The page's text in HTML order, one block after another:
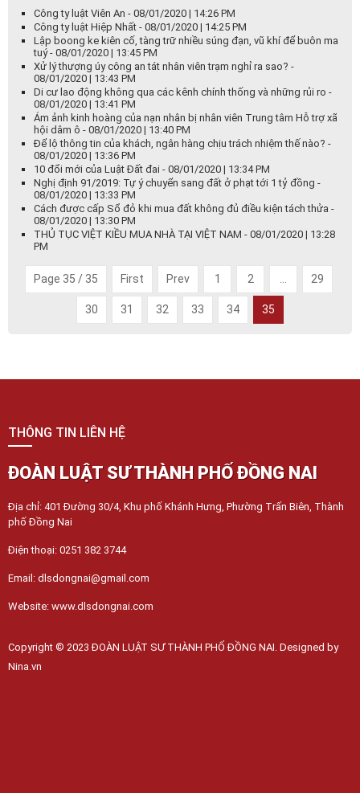
Công ty luật Viên An - 08/01/2020 | 14:26 PM
Công ty luật Hiệp Nhất - 08/01/2020 | 14:25 PM
Lập boong ke kiên cố, tàng trữ nhiều súng đạn, vũ khí để buôn ma
tuý - 08/01/2020 | 13:45 PM
Xử lý thượng úy công an tát nhân viên trạm nghỉ ra sao? -
08/01/2020 | 13:43 PM
Di cư lao động không qua các kênh chính thống và những rủi ro -
08/01/2020 | 13:41 PM
Ám ảnh kinh hoàng của nạn nhân bị nhân viên Trung tâm Hỗ trợ xã
hội dâm ô - 08/01/2020 | 13:40 PM
Để lộ thông tin của khách, ngân hàng chịu trách nhiệm thế nào? -
08/01/2020 | 13:36 PM
10 đổi mới của Luật Đất đai - 08/01/2020 | 13:34 PM
Nghị định 91/2019: Tự ý chuyển sang đất ở phạt tới 1 tỷ đồng -
08/01/2020 | 13:33 PM
Cách được cấp Sổ đỏ khi mua đất không đủ điều kiện tách thửa -
08/01/2020 | 13:30 PM
THỦ TỤC VIỆT KIỀU MUA NHÀ TẠI VIỆT NAM - 08/01/2020 | 13:28
PM
Page 35 / 35 First Prev 1 2 29
30 31 32 33 34 35
THÔNG TIN LIÊN HỆ
ĐOÀN LUẬT SƯ THÀNH PHỐ ĐỒNG NAI
Địa chỉ: 401 Đường 30/4, Khu phố Khánh Hưng, Phường Trấn Biên, Thành
phố Đồng Nai
Điện thoại: 0251 382 3744
Email: dlsdongnai@gmail.com
Website: www.dlsdongnai.com
Copyright © 2023 ĐOÀN LUẬT SƯ THÀNH PHỐ ĐỒNG NAI. Designed by
Nina.vn